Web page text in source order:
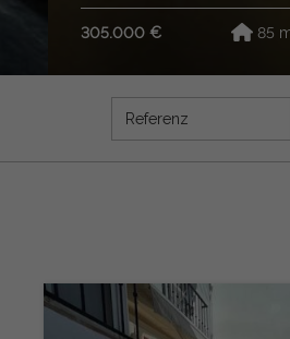
305.000 € 85 m2